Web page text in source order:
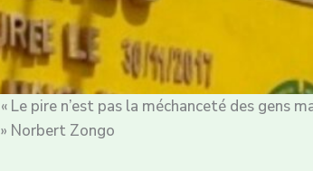
« Le pire n’est pas la méchanceté des gens
» Norbert Zongo